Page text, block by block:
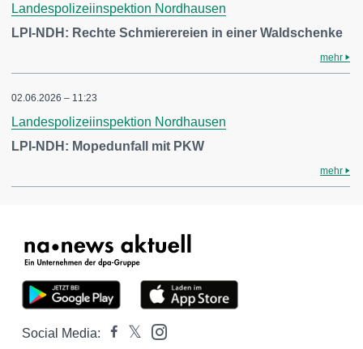
Landespolizeiinspektion Nordhausen
LPI-NDH: Rechte Schmierereien in einer Waldschenke
mehr
02.06.2026 – 11:23
Landespolizeiinspektion Nordhausen
LPI-NDH: Mopedunfall mit PKW
mehr
Social Media: